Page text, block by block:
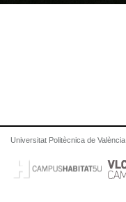
Universitat Politècnica de València